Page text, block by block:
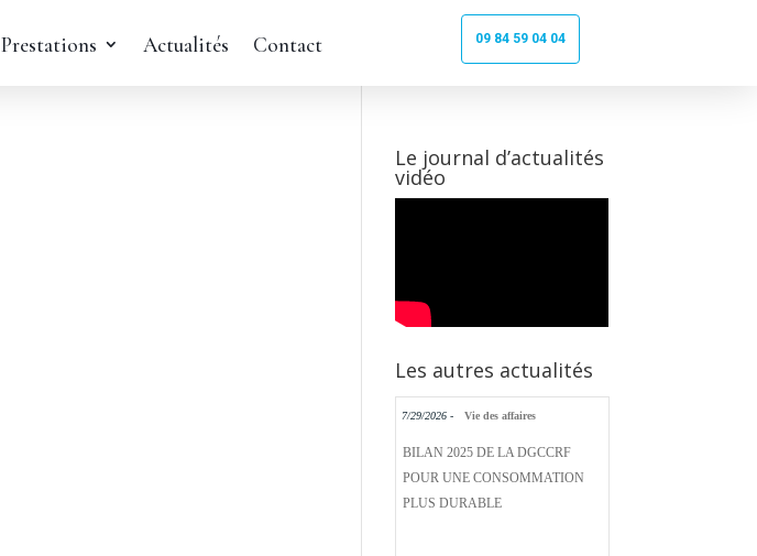
Prestations Actualités Contact 09 84 59 04 04
Le journal d’actualités
vidéo
Les autres actualités
7/29/2026 - Vie des affaires
BILAN 2025 DE LA DGCCRF
POUR UNE CONSOMMATION
PLUS DURABLE